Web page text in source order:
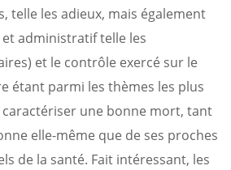
telle les adieux, mais également
administratif telle les
et le contrôle exercé sur le
étant parmi les thèmes les plus
une bonne mort, tant
elle-même que de ses proches
de la santé. Fait intéressant, les